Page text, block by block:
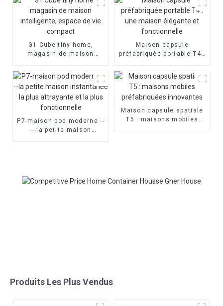
G1 Cube tiny home,
magasin de maison
vie compact
Maison capsule
préfabriquée portable T4 :
fonctionnelle
P7-maison pod moderne --
---la petite maison
Maison capsule spatiale
T5 : maisons mobiles
Produits Les Plus Vendus